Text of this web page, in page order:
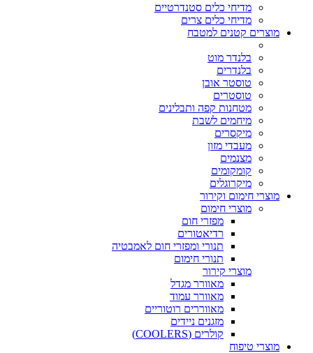
מדיחי כלים סטנדרטיים
מדיחי כלים צרים
מוצרים קטנים למטבח
בלנדר מוט
בלנדרים
טוסטר אובן
טוסטרים
מטחנות קפה ותבלינים
מיחמים לשבת
מיקסרים
מעבדי מזון
מצנמים
קומקומים
מיקרוגלים
מוצרי חימום וקירור
מוצרי חימום
מפזרי חום
רדיאטורים
תנורי ומפזרי חום לאמבטיה
תנורי חימום
מוצרי קירור
מאוורר מגדל
מאוורר עמוד
מאווררים רוטוריים
מזגנים ניידים
קולרים (COOLERS)
מוצרי טיפוח